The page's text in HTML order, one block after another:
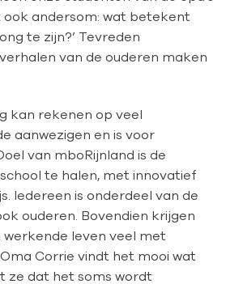
ook andersom: wat betekent
te zijn?’ Tevreden
van de ouderen maken
kan rekenen op veel
aanwezigen en is voor
van mboRijnland is de
te halen, met innovatief
Iedereen is onderdeel van de
ouderen. Bovendien krijgen
werkende leven veel met
Corrie vindt het mooi wat
ze dat het soms wordt